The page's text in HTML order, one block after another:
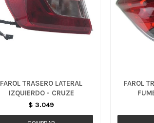
FAROL TRASERO LATERAL
IZQUIERDO - CRUZE
$ 3.049
FAROL